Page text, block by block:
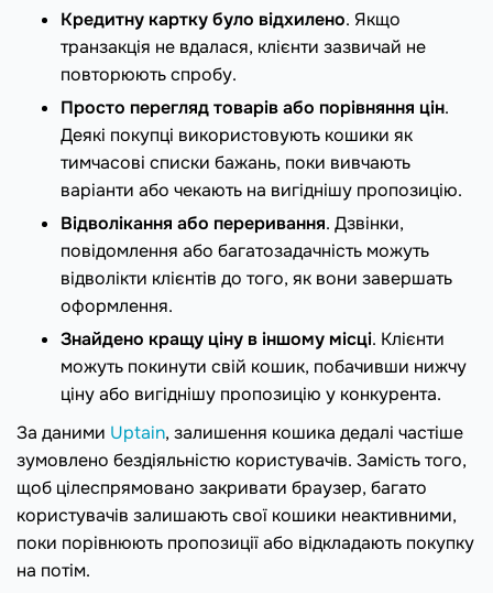
Кредитну картку було відхилено. Якщо
транзакція не вдалася, клієнти зазвичай не
повторюють спробу.
Просто перегляд товарів або порівняння цін.
Деякі покупці використовують кошики як
тимчасові списки бажань, поки вивчають
варіанти або чекають на вигіднішу пропозицію.
Відволікання або переривання. Дзвінки,
повідомлення або багатозадачність можуть
відволікти клієнтів до того, як вони завершать
оформлення.
Знайдено кращу ціну в іншому місці. Клієнти
можуть покинути свій кошик, побачивши нижчу
ціну або вигіднішу пропозицію у конкурента.
За даними Uptain, залишення кошика дедалі частіше
зумовлено бездіяльністю користувачів. Замість того,
щоб цілеспрямовано закривати браузер, багато
користувачів залишають свої кошики неактивними,
поки порівнюють пропозиції або відкладають покупку
на потім.